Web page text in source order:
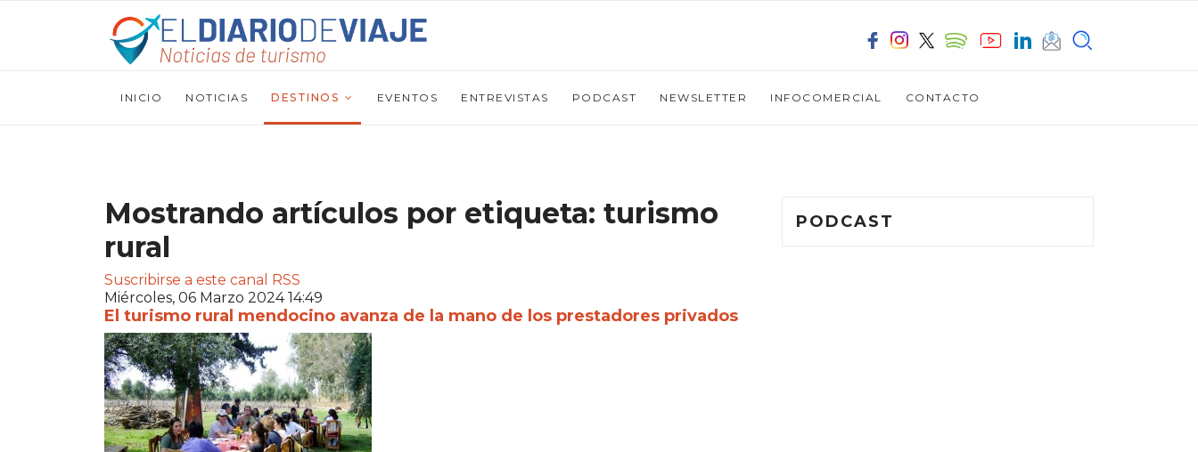
INICIO NOTICIAS DESTINOS EVENTOS ENTREVISTAS PODCAST NEWSLETTER INFOCOMERCIAL CONTACTO
Mostrando artículos por etiqueta: turismo
rural
Suscribirse a este canal RSS
Miércoles, 06 Marzo 2024 14:49
El turismo rural mendocino avanza de la mano de los prestadores privados
PODCAST